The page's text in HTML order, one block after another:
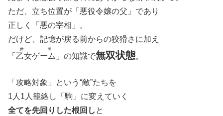
ただ、立ち位置が「悪役令嬢の父」であり
正しく「悪の宰相」。
だけど、記憶が戻る前からの狡猾さに加え
「 乙女ゲーム
世界
」の知識で無双状態。
「攻略対象」という“敵”たちを
1人1人籠絡し「駒」に変えていく
全てを先回りした根回し と